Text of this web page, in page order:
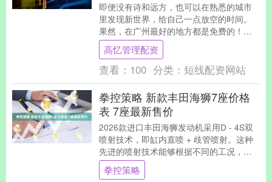
即便没有诗和远方，也可以在熟悉的城市
里发现新世界，给自己一点放空的时间。
果然，在广州最好的地方都是免费的！推
荐广州超好玩的6个地方，全部免费，而且
拍照巨出片！....
高忆管理配资
查看： 100 分类： 短线配资网站
拳控策略 新款丰田海狮7座价格
表 7座最新售价
2026款进口丰田海狮发动机采用D - 4S双
喷射技术，即缸内直喷 + 歧管喷射。这种
先进的喷射技术能够根据不同的工况，精
准地控制燃油喷射，使发动机的动力输出
更....
拳控策略